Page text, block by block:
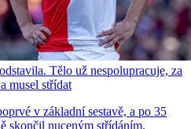
Tělo už nespolupracuje, za
musel střídat
v základní sestavě, a po 35
skončil nuceným střídáním.